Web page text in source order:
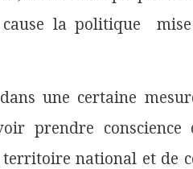
la politique
une certaine
prendre
national et de